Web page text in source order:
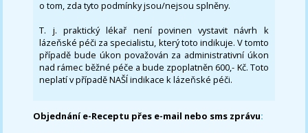
o tom, zda tyto podmínky jsou/nejsou splněny.
T. j. praktický lékař není povinen vystavit návrh k
lázeňské péči za specialistu, který toto indikuje. V tomto
případě bude úkon považován za administrativní úkon
nad rámec běžné péče a bude zpoplatněn 600,- Kč. Toto
neplatí v případě NAŠÍ indikace k lázeňské péči.
Objednání e-Receptu přes e-mail nebo sms zprávu: